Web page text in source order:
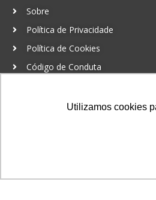
Utilizamos cookies
Sobre
Política de Privacidade
Política de Cookies
Código de Conduta